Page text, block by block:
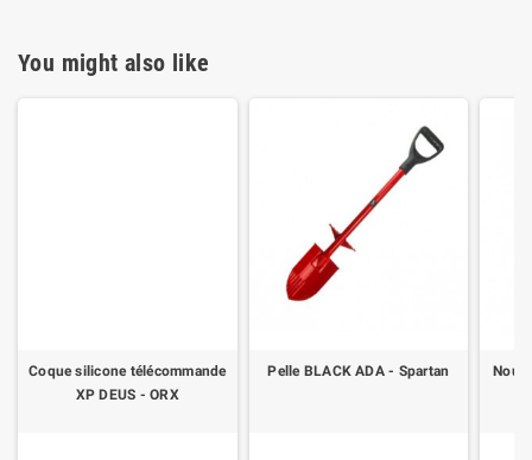
You might also like
Coque silicone télécommande
XP DEUS - ORX
Pelle BLACK ADA - Spartan